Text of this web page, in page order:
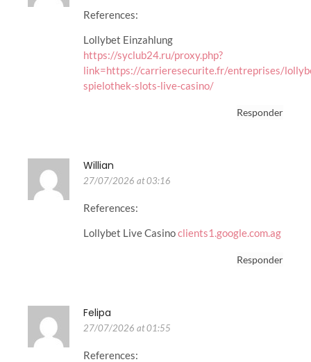
References:
Lollybet Einzahlung
https://syclub24.ru/proxy.php?
link=https://carrieresecurite.fr/entreprises/
spielothek-slots-live-casino/
Responder
Willian
27/07/2026 at 03:16
References:
Lollybet Live Casinoclients1.google.com.ag
Responder
Felipa
27/07/2026 at 01:55
References: